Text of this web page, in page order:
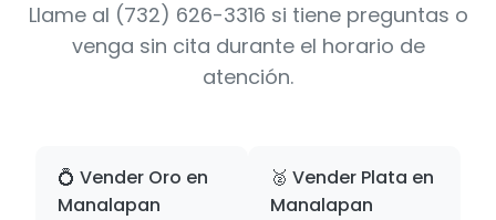
Llame al (732) 626-3316 si tiene preguntas o
venga sin cita durante el horario de
atención.
💍 Vender Oro en
Manalapan
🥈 Vender Plata en
Manalapan